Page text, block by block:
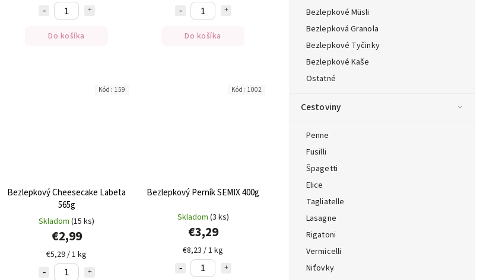
Bezlepkové Müsli
Bezlepková Granola
Bezlepkové Tyčinky
Bezlepkové Kaše
Ostatné
Cestoviny
Penne
Fusilli
Špagetti
Elice
Tagliatelle
Lasagne
Rigatoni
Vermicelli
Niťovky
Do košíka Do košíka
Bezlepkový Cheesecake Labeta
565g
Skladom (15 ks)
€2,99
€5,29 / 1 kg
Kód: 159
Bezlepkový Perník SEMIX 400g
Skladom (3 ks)
€3,29
€8,23 / 1 kg
Kód: 1002